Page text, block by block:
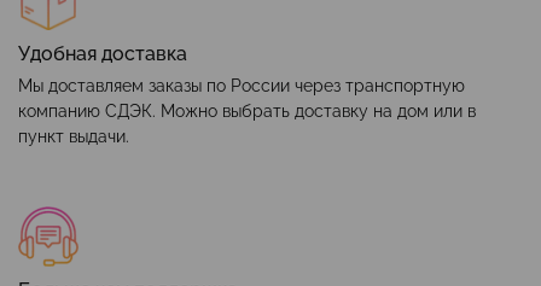
Удобная доставка
Мы доставляем заказы по России через транспортную
компанию СДЭК. Можно выбрать доставку на дом или в
пункт выдачи.